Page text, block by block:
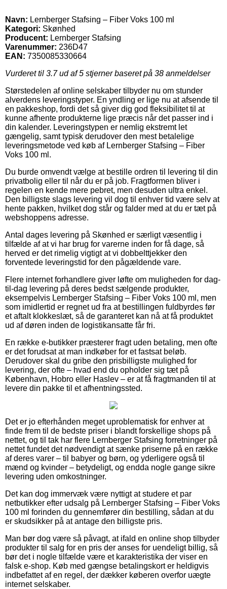
Navn: Lernberger Stafsing – Fiber Voks 100 ml
Kategori: Skønhed
Producent: Lernberger Stafsing
Varenummer: 236D47
EAN: 7350085330664
Vurderet til 3.7ud af 5 stjerner baseret på 38 anmeldelser
Størstedelen af online selskaber tilbyder nu om stunder
alverdens leveringstyper. En yndling er lige nu at afsende til
en pakkeshop, fordi det så giver dig god fleksibilitet til at
kunne afhente produkterne lige præcis når det passer ind i
din kalender. Leveringstypen er nemlig ekstremt let
gængelig, samt typisk derudover den mest betalelige
leveringsmetode ved køb af Lernberger Stafsing – Fiber
Voks 100 ml.
Du burde omvendt vælge at bestille ordren til levering til din
privatbolig eller til når du er på job. Fragtformen bliver i
regelen en kende mere pebret, men desuden ultra enkel.
Den billigste slags levering vil dog til enhver tid være selv at
hente pakken, hvilket dog står og falder med at du er tæt på
webshoppens adresse.
Antal dages levering på Skønhed er særligt væsentlig i
tilfælde af at vi har brug for varerne inden for få dage, så
herved er det rimelig vigtigt at vi dobbelttjekker den
forventede leveringstid for den pågældende vare.
Flere internet forhandlere giver løfte om muligheden for dag-
til-dag levering på deres bedst sælgende produkter,
eksempelvis Lernberger Stafsing – Fiber Voks 100 ml, men
som imidlertid er regnet ud fra at bestillingen fuldbyrdes før
et aftalt klokkeslæt, så de garanteret kan nå at få produktet
ud af døren inden de logistikansatte får fri.
En række e-butikker præsterer fragt uden betaling, men ofte
er det forudsat at man indkøber for et fastsat beløb.
Derudover skal du gribe den prisbilligste mulighed for
levering, der ofte – hvad end du opholder sig tæt på
København, Hobro eller Haslev – er at få fragtmanden til at
levere din pakke til et afhentningssted.
Det er jo efterhånden meget uproblematisk for enhver at
finde frem til de bedste priser i blandt forskellige shops på
nettet, og til tak har flere Lernberger Stafsing forretninger på
nettet fundet det nødvendigt at sænke priserne på en række
af deres varer – til babyer og børn, og yderligere også til
mænd og kvinder – betydeligt, og endda nogle gange sikre
levering uden omkostninger.
Det kan dog immervæk være nyttigt at studere et par
netbutikker efter udsalg på Lernberger Stafsing – Fiber Voks
100 ml forinden du gennemfører din bestilling, sådan at du
er skudsikker på at antage den billigste pris.
Man bør dog være så påvagt, at ifald en online shop tilbyder
produkter til salg for en pris der anses for uendeligt billig, så
bør det i nogle tilfælde være et karakteristika der viser en
falsk e-shop. Køb med gængse betalingskort er heldigvis
indbefattet af en regel, der dækker køberen overfor uægte
internet selskaber.